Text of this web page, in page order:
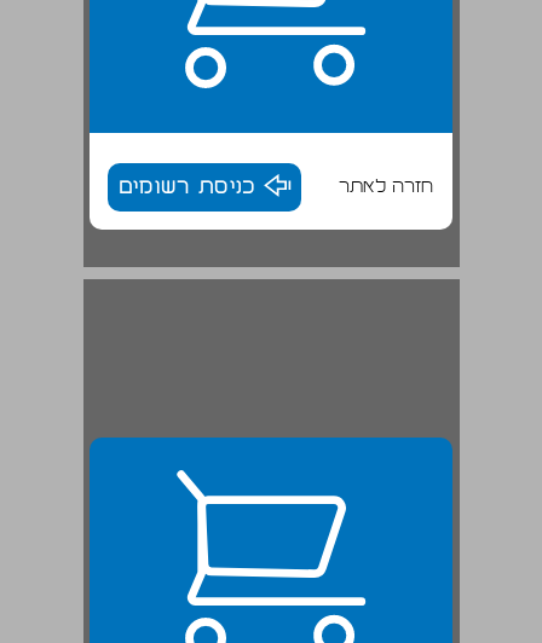
חזרה לאתר כניסת רשומים
מסורת הברית ומתן תורה בהר סיני ... 17